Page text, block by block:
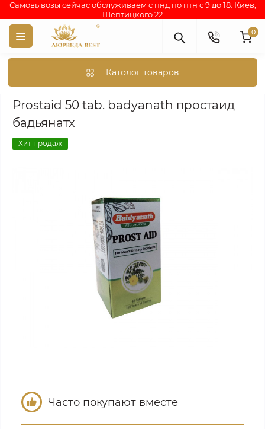
Самовывозы сейчас обслуживаем с пнд по птн с 9 до 18. Киев,
Шептицкого 22
0
Католог товаров
Аюрведа каталог индийских товаров АЮРВЕДИЧЕСКИЕ
Prostaid 50 tab. badyanath простаид
бадьянатх
Хит продаж
Часто покупают вместе